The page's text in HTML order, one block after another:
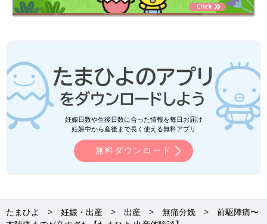
ありますので、ぜひ活用してみてくださいね。
●記事の内容は2025年8月の情報で、現在と異なる場合がありま
す。
たまひよの「出産体験談」をもっと読みたい人はこちら
妊娠日数や生後日数に合った情報を毎日お届け
妊娠中から産後まで長く使える無料アプリ
無料ダウンロード
たまひよ 妊娠・出産 出産 無痛分娩
前駆陣痛〜